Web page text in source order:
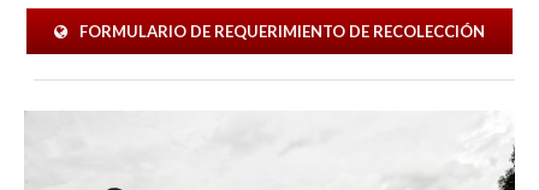
FORMULARIO DE REQUERIMIENTO DE RECOLECCIÓN